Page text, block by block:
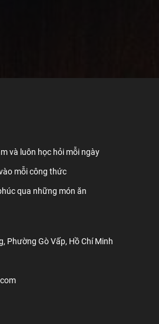
và luôn học hỏi mỗi ngày
mỗi công thức
qua những món ăn
Phường Gò Vấp, Hồ Chí Minh